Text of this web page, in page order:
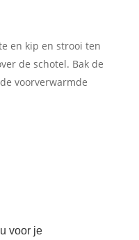
en kip en strooi ten
de schotel. Bak de
voorverwarmde
voor je